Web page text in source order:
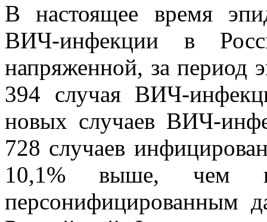
В настоящее время
ВИЧ-инфекции в
напряженной, за период
394 случая ВИЧ-
новых случаев ВИЧ-
728 случаев
10,1% выше, чем
персонифицированным